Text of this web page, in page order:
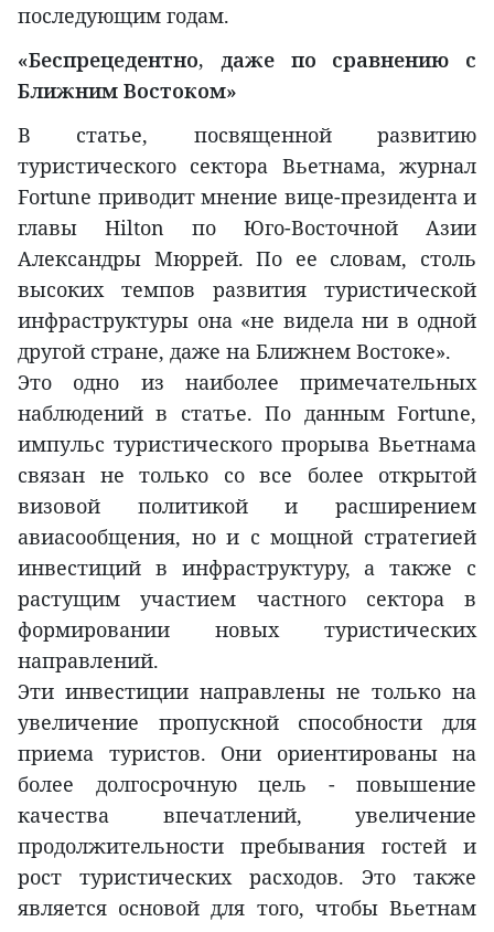
последующим годам.
«Беспрецедентно, даже по сравнению с
Ближним Востоком»
В статье, посвященной развитию
туристического сектора Вьетнама, журнал
Fortune приводит мнение вице-президента и
главы Hilton по Юго-Восточной Азии
Александры Мюррей. По ее словам, столь
высоких темпов развития туристической
инфраструктуры она «не видела ни в одной
другой стране, даже на Ближнем Востоке».
Это одно из наиболее примечательных
наблюдений в статье. По данным Fortune,
импульс туристического прорыва Вьетнама
связан не только со все более открытой
визовой политикой и расширением
авиасообщения, но и с мощной стратегией
инвестиций в инфраструктуру, а также с
растущим участием частного сектора в
формировании новых туристических
направлений.
Эти инвестиции направлены не только на
увеличение пропускной способности для
приема туристов. Они ориентированы на
более долгосрочную цель - повышение
качества впечатлений, увеличение
продолжительности пребывания гостей и
рост туристических расходов. Это также
является основой для того, чтобы Вьетнам